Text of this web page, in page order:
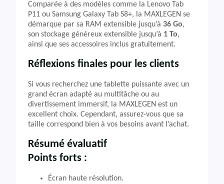
Comparée à des modèles comme la Lenovo Tab
P11 ou Samsung Galaxy Tab S8+, la MAXLEGEN se
démarque par sa RAM extensible jusqu’à 36 Go,
son stockage généreux extensible jusqu’à 1 To,
ainsi que ses accessoires inclus gratuitement.
Réflexions finales pour les clients
Si vous recherchez une tablette puissante avec un
grand écran adapté au multitâche ou au
divertissement immersif, la MAXLEGEN est un
excellent choix. Cependant, assurez-vous que sa
taille correspond bien à vos besoins avant l’achat.
Résumé évaluatif
Points forts :
Écran haute résolution.